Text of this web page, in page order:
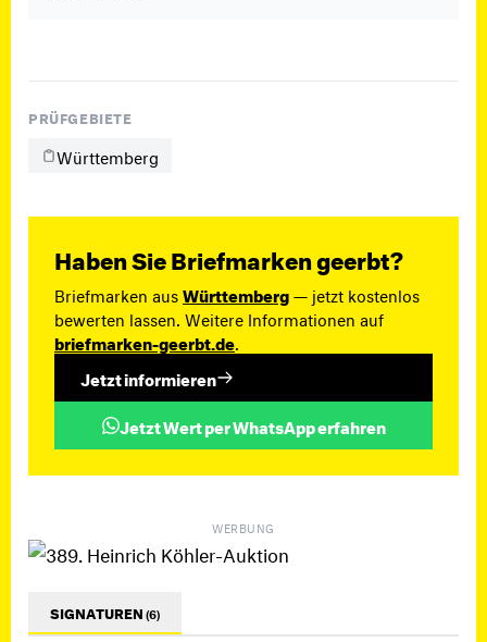
PRÜFGEBIETE
Württemberg
Haben Sie Briefmarken geerbt?
Briefmarken ausWürttemberg— jetzt kostenlos
bewerten lassen. Weitere Informationen auf
briefmarken-geerbt.de
Jetzt informieren
Jetzt Wert per WhatsApp erfahren
WERBUNG
SIGNATUREN(6)